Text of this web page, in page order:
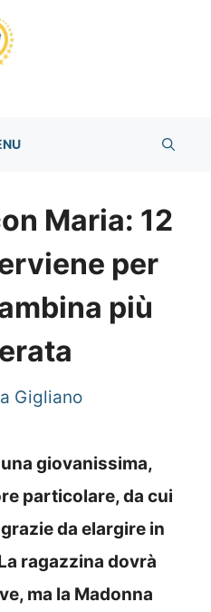
Maria: 12
per
più
Gigliano
giovanissima,
particolare, da cui
da elargire in
ragazzina dovrà
ma la Madonna